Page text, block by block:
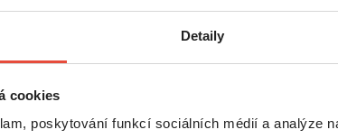
Detaily
cookies
poskytování funkcí sociálních médií a analýze
bytu a dostaňte tak
kladnou referenci,
o byt.